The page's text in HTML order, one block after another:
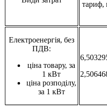
тариф,
Електроенергія, без
ПДВ:
ціна товару, за
1 кВт
ціна розподілу,
за 1 кВт